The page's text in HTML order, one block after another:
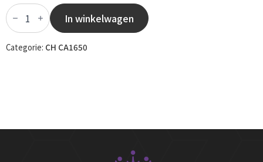
CH
CA1650
-
064
aantal
In winkelwagen
Categorie: CH CA1650